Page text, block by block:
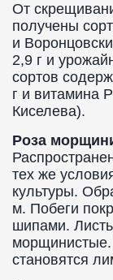
От
получены
и
2,9 г и
сортов
г и витамина
Киселева).
Роза
тех же
культуры.
м. Побеги
шипами.
морщинистые.
становятся